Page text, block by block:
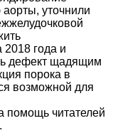
уточнили
2018 года и
дефект щадящим
порока в
возможной для
помощь читателей